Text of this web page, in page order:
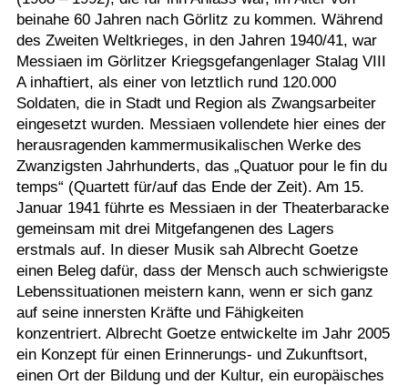
beinahe 60 Jahren nach Görlitz zu kommen. Während
des Zweiten Weltkrieges, in den Jahren 1940/41, war
Messiaen im Görlitzer Kriegsgefangenlager Stalag VIII
A inhaftiert, als einer von letztlich rund 120.000
Soldaten, die in Stadt und Region als Zwangsarbeiter
eingesetzt wurden. Messiaen vollendete hier eines der
herausragenden kammermusikalischen Werke des
Zwanzigsten Jahrhunderts, das „Quatuor pour le fin du
temps“ (Quartett für/auf das Ende der Zeit). Am 15.
Januar 1941 führte es Messiaen in der Theaterbaracke
gemeinsam mit drei Mitgefangenen des Lagers
erstmals auf. In dieser Musik sah Albrecht Goetze
einen Beleg dafür, dass der Mensch auch schwierigste
Lebenssituationen meistern kann, wenn er sich ganz
auf seine innersten Kräfte und Fähigkeiten
konzentriert. Albrecht Goetze entwickelte im Jahr 2005
ein Konzept für einen Erinnerungs- und Zukunftsort,
einen Ort der Bildung und der Kultur, ein europäisches